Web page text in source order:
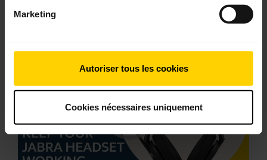
Marketing
Autoriser tous les cookies
Cookies nécessaires uniquement